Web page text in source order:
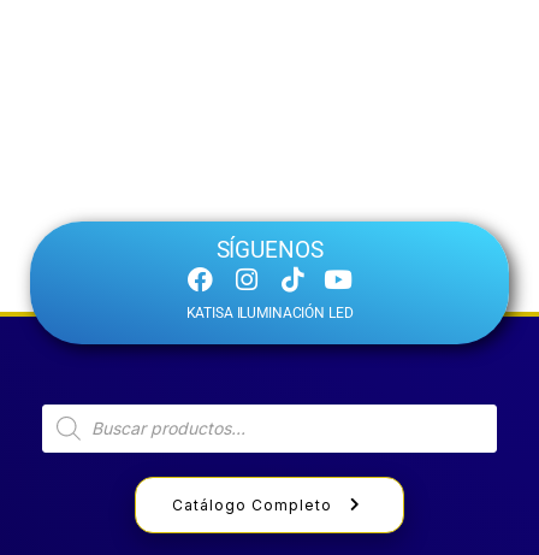
SÍGUENOS
KATISA ILUMINACIÓN LED
Catálogo Completo